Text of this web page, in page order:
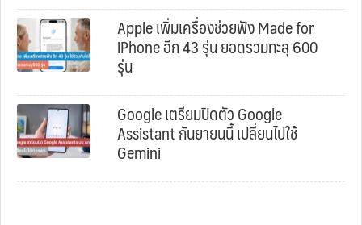
Apple เพิ่มเครื่องช่วยฟัง Made for
iPhone อีก 43 รุ่น ยอดรวมทะลุ 600
รุ่น
Google เตรียมปิดตัว Google
Assistant กันยายนนี้ เปลี่ยนไปใช้
Gemini